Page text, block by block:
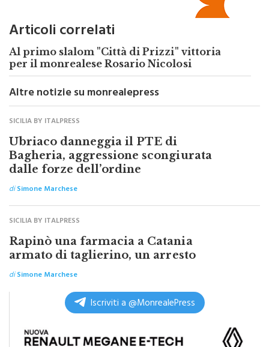
Articoli correlati
Al primo slalom "Città di Prizzi" vittoria
per il monrealese Rosario Nicolosi
Altre notizie su monrealepress
SICILIA BY ITALPRESS
Ubriaco danneggia il PTE di
Bagheria, aggressione scongiurata
dalle forze dell’ordine
diSimone Marchese
SICILIA BY ITALPRESS
Rapinò una farmacia a Catania
armato di taglierino, un arresto
diSimone Marchese
Iscriviti a @MonrealePress